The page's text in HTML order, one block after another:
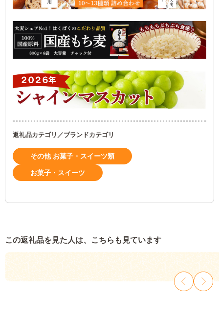
返礼品カテゴリ／ブランドカテゴリ
その他 お菓子・スイーツ類
お菓子・スイーツ
この返礼品を見た人は、こちらも見ています